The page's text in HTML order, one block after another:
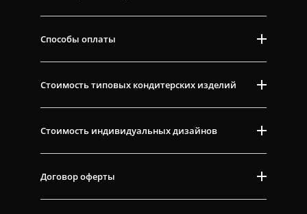
Способы оплаты
Стоимость типовых кондитерских изделий
Стоимость индивидуальных дизайнов
Договор оферты